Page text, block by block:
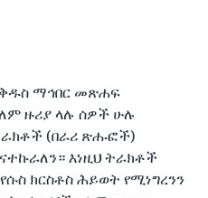
ቅዱስ ማኅበር መጽሐፍ
ዙሪያ ላሉ ሰዎች ሁሉ
(በራሪ ጽሑፎች)
እነዚህ ትራክቶች
ክርስቶስ ሕይወት የሚነግረንን